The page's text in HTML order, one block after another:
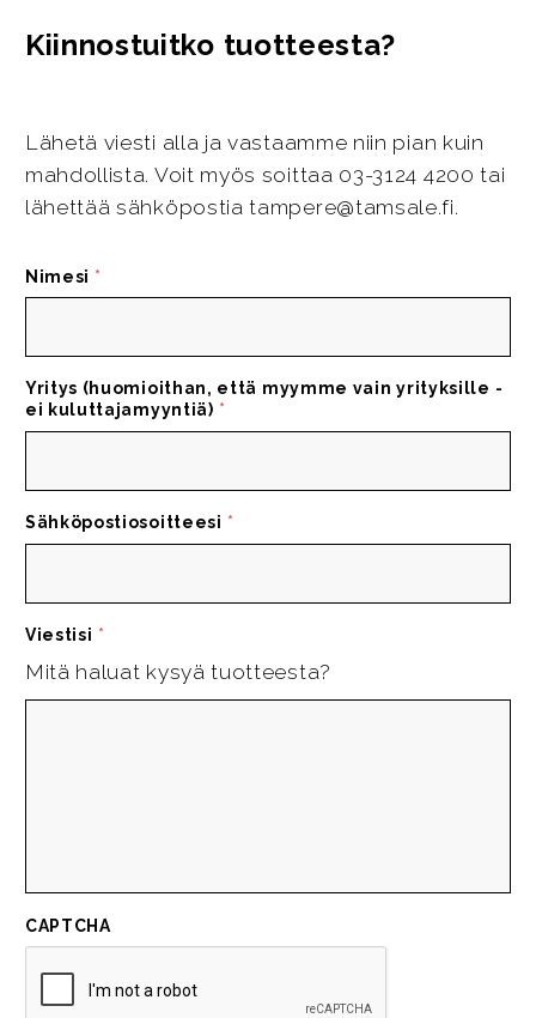
Kiinnostuitko tuotteesta?
Lähetä viesti alla ja vastaamme niin pian kuin
mahdollista. Voit myös soittaa 03-3124 4200 tai
lähettää sähköpostia tampere@tamsale.fi.
Nimesi *
Yritys (huomioithan, että myymme vain yrityksille -
ei kuluttajamyyntiä) *
Sähköpostiosoitteesi *
Viestisi *
Mitä haluat kysyä tuotteesta?
CAPTCHA